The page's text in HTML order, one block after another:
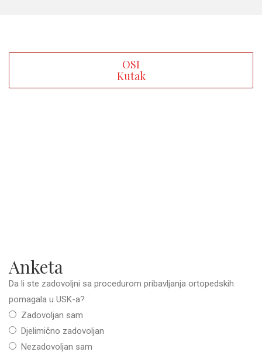
OSI
Kutak
Anketa
Da li ste zadovoljni sa procedurom pribavljanja ortopedskih
pomagala u USK-a?
Zadovoljan sam
Djelimično zadovoljan
Nezadovoljan sam